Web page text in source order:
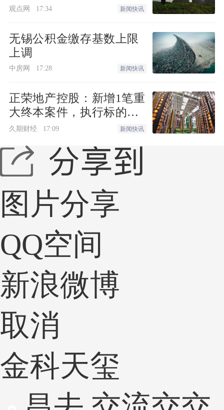
万港元
观点网 17:34 新闻快讯
无锡公积金缴存基数上限
上调
中房网 17:28 新闻快讯
正荣地产控股：新增1笔重
大终本案件，执行标的金
额为4.73亿元
久期财经 17:09 新闻快讯
图片分享
QQ空间
新浪微博
取消
金科天玺